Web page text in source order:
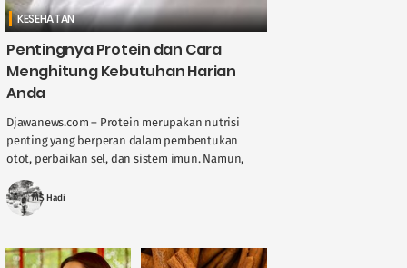
KESEHATAN
Pentingnya Protein dan Cara
Menghitung Kebutuhan Harian
Anda
Djawanews.com – Protein merupakan nutrisi
penting yang berperan dalam pembentukan
otot, perbaikan sel, dan sistem imun. Namun,
Faktor seperti usia, jenis ....
MS Hadi